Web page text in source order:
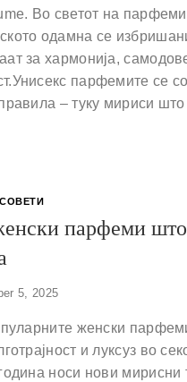
Во светот на
одамна се
за хармонија,
парфемите се
– туку мириси
СОВЕТИ
парфеми што
5, 2025
женски
и луксуз во
носи нови мирисни